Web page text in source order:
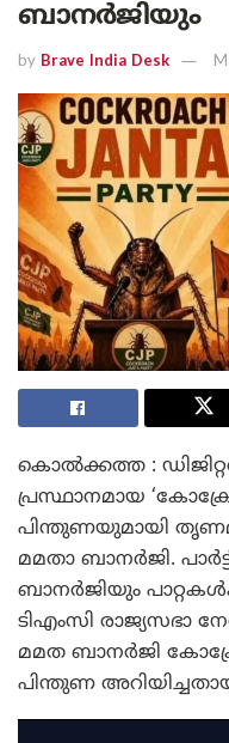
ബാനർജിയും
by Brave India Desk
കൊൽക്കത്ത :
പ്രസ്ഥാനമായ
പിന്തുണയുമായി
മമതാ ബാനർജി.
ബാനർജിയും
ടിഎംസി
മമത ബാനർജി
പിന്തുണ